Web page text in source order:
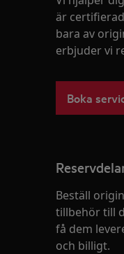
är
bara av
erbjuder vi
Boka
Beställ
tillbehör till
få dem
och billigt.